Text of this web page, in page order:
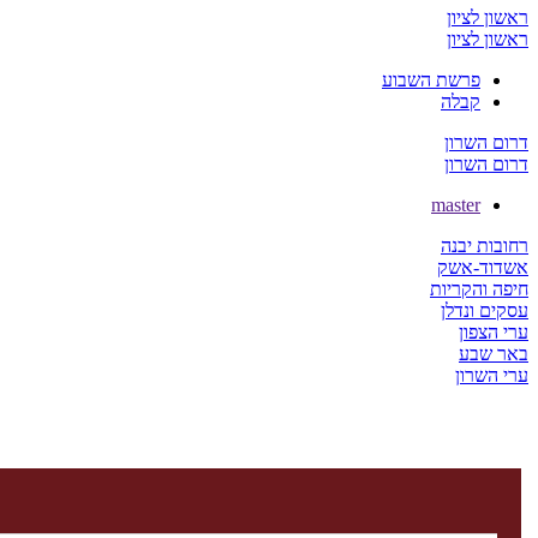
ראשון לציון
ראשון לציון
פרשת השבוע
קבלה
דרום השרון
דרום השרון
master
רחובות יבנה
אשדוד-אשק
חיפה והקריות
עסקים ונדלן
ערי הצפון
באר שבע
ערי השרון